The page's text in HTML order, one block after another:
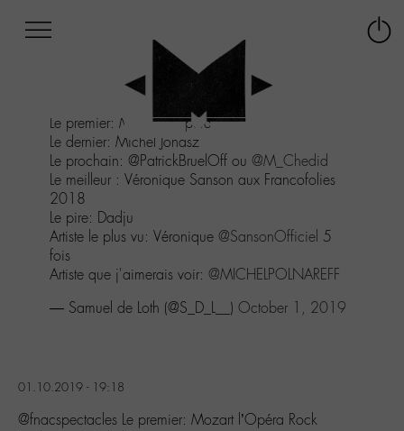
menu
Aller
contenu
Aller
recherche
Le premier: Mozart l'Opéra Rock
Le dernier: Michel Jonasz
Le prochain: @PatrickBruelOff ou @M_Chedid
Le meilleur : Véronique Sanson aux Francofolies
2018
Le pire: Dadju
Artiste le plus vu: Véronique @SansonOfficiel 5
fois
Artiste que j'aimerais voir: @MICHELPOLNAREFF
— Samuel de Loth (@S_D_L__) October 1, 2019
01.10.2019 - 19:18
@fnacspectacles Le premier: Mozart l’Opéra Rock